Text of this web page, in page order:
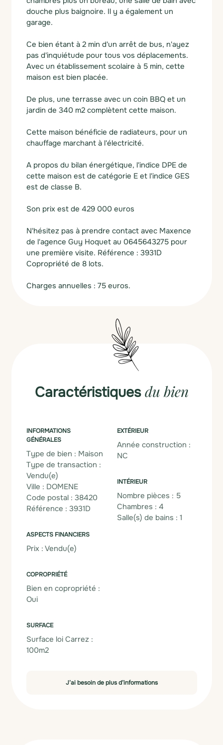
douche plus baignoire. Il y a également un
garage.
Ce bien étant à 2 min d'un arrêt de bus, n'ayez
pas d'inquiétude pour tous vos déplacements.
Avec un établissement scolaire à 5 min, cette
maison est bien placée.
De plus, une terrasse avec un coin BBQ et un
jardin de 340 m2 complètent cette maison.
Cette maison bénéficie de radiateurs, pour un
chauffage marchant à l'électricité.
A propos du bilan énergétique, l'indice DPE de
cette maison est de catégorie E et l'indice GES
est de classe B.
Son prix est de 429 000 euros
N'hésitez pas à prendre contact avec Maxence
de l'agence Guy Hoquet au 0645643275 pour
une première visite. Référence : 3931D
Copropriété de 8 lots.
Charges annuelles : 75 euros.
Caractéristiquesdu bien
INFORMATIONS
GÉNÉRALES
Type de bien : Maison
Type de transaction :
Vendu(e)
Ville : DOMENE
Code postal : 38420
Référence : 3931D
ASPECTS FINANCIERS
Prix : Vendu(e)
COPROPRIÉTÉ
Bien en copropriété :
Oui
SURFACE
Surface loi Carrez :
100m2
EXTÉRIEUR
Année construction :
NC
INTÉRIEUR
Nombre pièces : 5
Chambres : 4
Salle(s) de bains : 1
J’ai besoin de plus d’informations